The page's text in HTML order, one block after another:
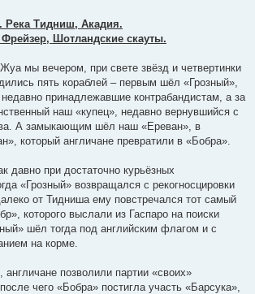
Река Тидниш, Акадия.
Фрейзер, Шотландские скауты.
мы вечером, при свете звёзд и четвертинки
пять кораблей – первым шёл «Грозный»,
принадлежавшие контрабандистам, а за
наш «купец», недавно вернувшийся с
А замыкающим шёл наш «Ереван», в
который англичане превратили в «Бобра».
давно при достаточно курьёзных
«Грозный» возвращался с рекогносцировки
от Тидниша ему повстречался тот самый
которого выслали из Гаспаро на поиски
шёл тогда под английским флагом и с
на корме.
позволили партии «своих»
чего «Бобра» постигла участь «Барсука»,